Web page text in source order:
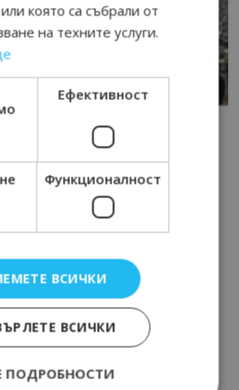
която са събрали от
на техните услуги.
Ефективност
Функционалност
ВСИЧКИ
ВСИЧКИ
ПОДРОБНОСТИ